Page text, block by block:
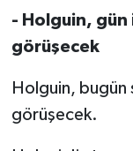
- Holguin,
görüşecek
Holguin,
görüşecek.